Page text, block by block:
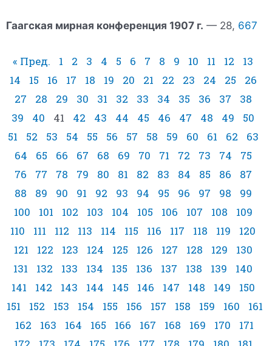
Гаагская мирная конференция 1907 г. — 28, 667
« Пред. 1 2 3 4 5 6 7 8 9 10 11 12
13
14
15 16 17 18 19 20 21 22 23 24 25
26
27
28 29 30 31 32 33 34 35 36 37
38
39
40 41 42 43 44 45 46 47 48 49
50
51
52 53 54 55 56 57 58 59 60 61 62
63
64
65 66 67 68 69 70 71 72 73 74
75
76
77 78 79 80 81 82 83 84 85 86
87
88
89 90 91 92 93 94 95 96 97 98
99
100
101 102 103 104 105 106 107 108
109
110
111 112 113 114 115 116 117 118 119
120
121
122 123 124 125 126 127 128 129
130
131
132 133 134 135 136 137 138 139
140
141
142 143 144 145 146 147 148 149
150
151
152 153 154 155 156 157 158 159 160
161
162
163 164 165 166 167 168 169 170
171